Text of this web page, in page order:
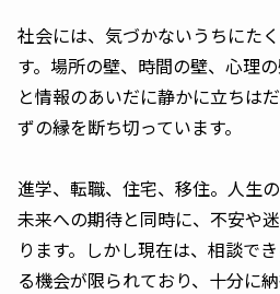
社会には、気づかないうちにた
す。場所の壁、時間の壁、心理
と情報のあいだに静かに立ちは
ずの縁を断ち切っています。
進学、転職、住宅、移住。人生
未来への期待と同時に、不安や
ります。しかし現在は、相談で
る機会が限られており、十分に